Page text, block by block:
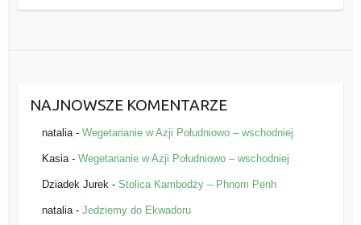
NAJNOWSZE KOMENTARZE
natalia- Wegetarianie w Azji Południowo – wschodniej
Kasia- Wegetarianie w Azji Południowo – wschodniej
Dziadek Jurek- Stolica Kambodży – Phnom Penh
natalia- Jedziemy do Ekwadoru